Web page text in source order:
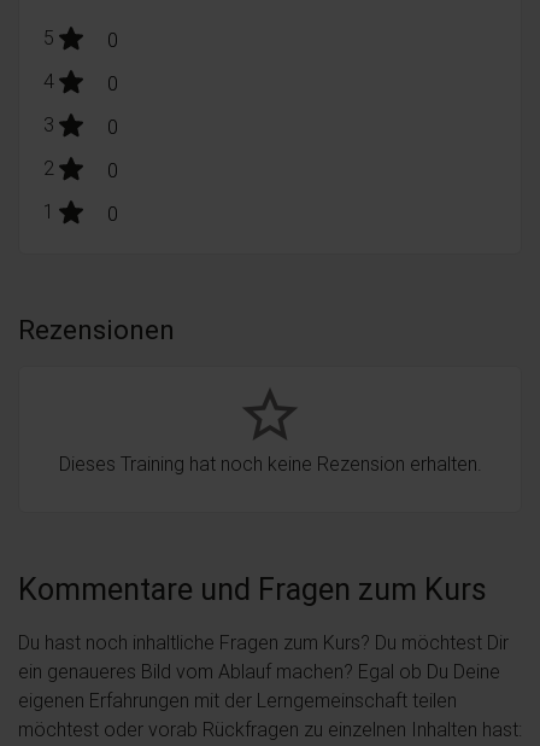
5 stars: 0
Bewertungen
4stars: 0
Bewertungen
3 stars: 0
Bewertungen
2 stars: 0
Bewertungen
1 stars: 0
Bewertungen
Rezensionen
star_border
Dieses Training hat noch keine Rezension erhalten.
Kommentare und Fragen zum Kurs
Du hast noch inhaltliche Fragen zum Kurs? Du möchtest Dir
ein genaueres Bild vom Ablauf machen? Egal ob Du Deine
eigenen Erfahrungen mit der Lerngemeinschaft teilen
möchtest oder vorab Rückfragen zu einzelnen Inhalten hast: